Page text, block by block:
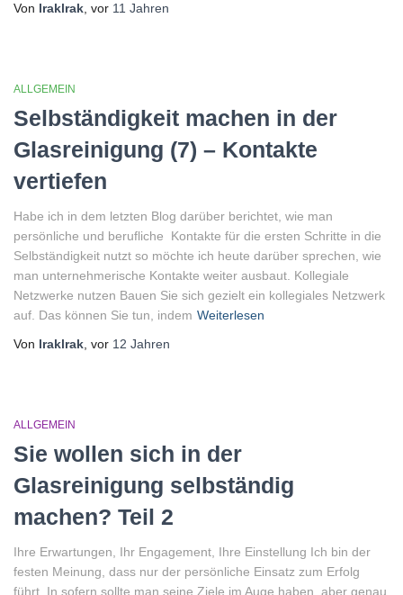
Von lraklrak , vor 11 Jahren
ALLGEMEIN
Selbständigkeit machen in der
Glasreinigung (7) – Kontakte
vertiefen
Habe ich in dem letzten Blog darüber berichtet, wie man
persönliche und berufliche Kontakte für die ersten Schritte in die
Selbständigkeit nutzt so möchte ich heute darüber sprechen, wie
man unternehmerische Kontakte weiter ausbaut. Kollegiale
Netzwerke nutzen Bauen Sie sich gezielt ein kollegiales Netzwerk
auf. Das können Sie tun, indem Weiterlesen
Von lraklrak , vor 12 Jahren
ALLGEMEIN
Sie wollen sich in der
Glasreinigung selbständig
machen? Teil 2
Ihre Erwartungen, Ihr Engagement, Ihre Einstellung Ich bin der
festen Meinung, dass nur der persönliche Einsatz zum Erfolg
führt. In sofern sollte man seine Ziele im Auge haben, aber genau